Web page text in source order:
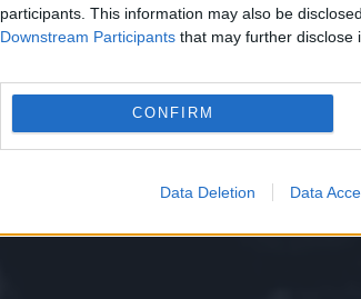
participants. This information may also be
Downstream Participants that may further disclose
CONFIRM
Data Deletion Data